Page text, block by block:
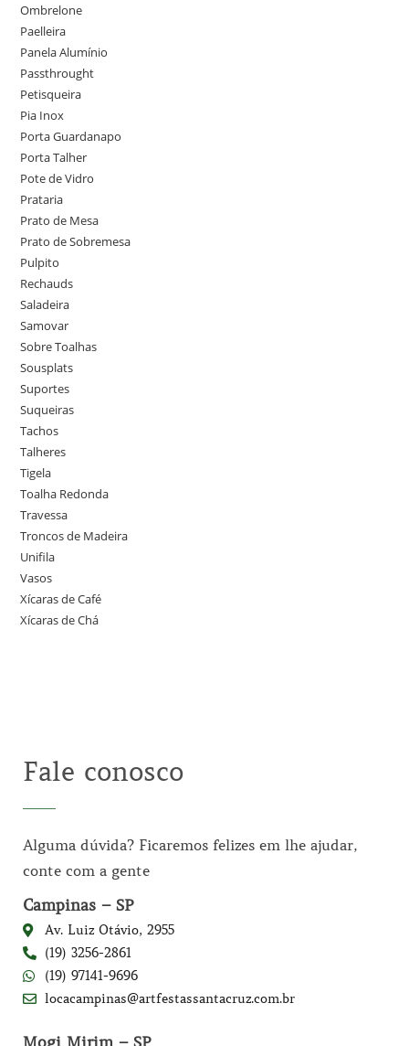
Ombrelone
Paelleira
Panela Alumínio
Passthrought
Petisqueira
Pia Inox
Porta Guardanapo
Porta Talher
Pote de Vidro
Prataria
Prato de Mesa
Prato de Sobremesa
Pulpito
Rechauds
Saladeira
Samovar
Sobre Toalhas
Sousplats
Suportes
Suqueiras
Tachos
Talheres
Tigela
Toalha Redonda
Travessa
Troncos de Madeira
Unifila
Vasos
Xícaras de Café
Xícaras de Chá
Fale conosco
Alguma dúvida? Ficaremos felizes em lhe ajudar,
conte com a gente
Campinas – SP
Av. Luiz Otávio, 2955
(19) 3256-2861
(19) 97141-9696
locacampinas@artfestassantacruz.com.br
Mogi Mirim – SP